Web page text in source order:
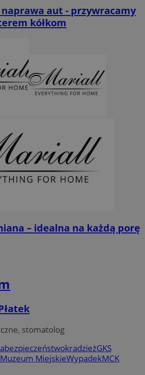
aut - przywracamy
kółkom
– idealna na każdą porę
stomatolog
bezpieczeństwokradzieżGKS
Muzeum MiejskieWypadekMCK